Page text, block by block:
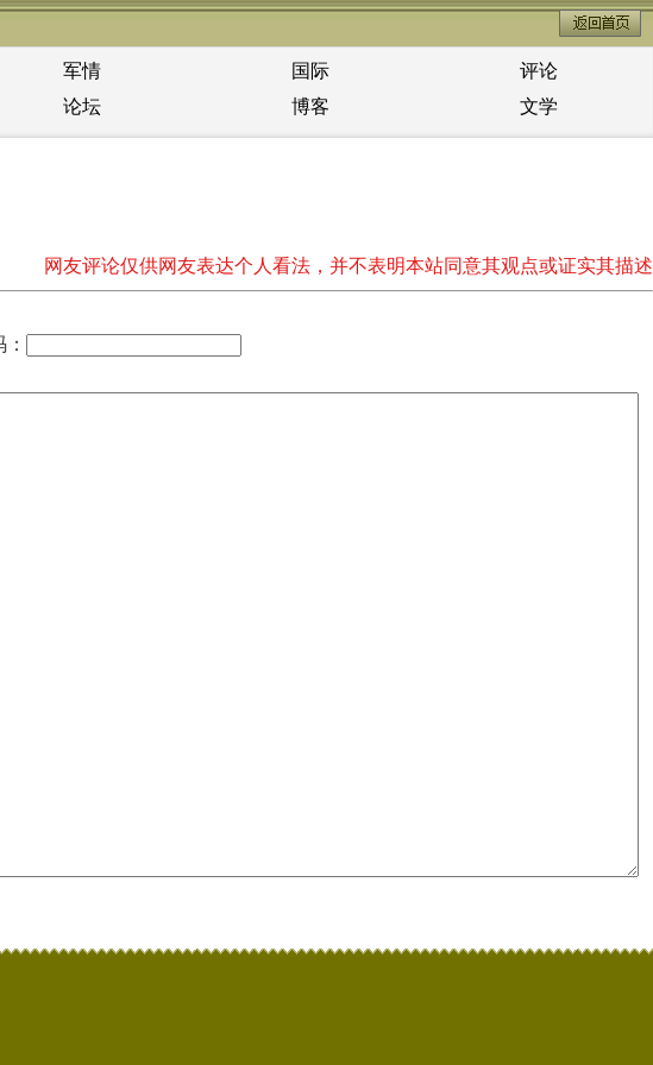
军情 国际
评论
论坛 博客 文学
网友评论仅供网友表达个人看法，并不表明本站同意其观点或证实其描述